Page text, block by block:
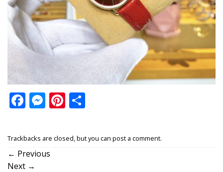
Facebook
Messenger
Pinterest
Trackbacks are closed, but you can post a comment.
← Previous
Next →